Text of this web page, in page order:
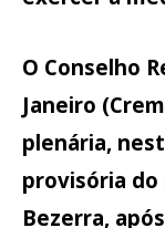
O Conselho
Janeiro
plenária,
provisória do
Bezerra,